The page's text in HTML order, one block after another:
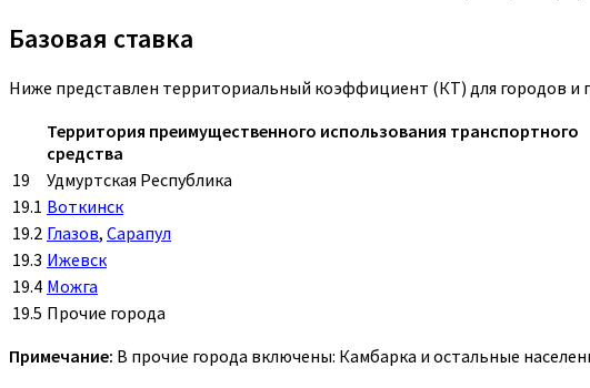
Базовая ставка
Ниже представлен территориальный коэффициент (КТ) для городов и
Территория преимущественного использования транспортного
средства
19
Удмуртская Республика
19.1 Воткинск
19.2 Глазов, Сарапул
19.3 Ижевск
19.4 Можга
19.5 Прочие города
Примечание: В прочие города включены: Камбарка и остальные